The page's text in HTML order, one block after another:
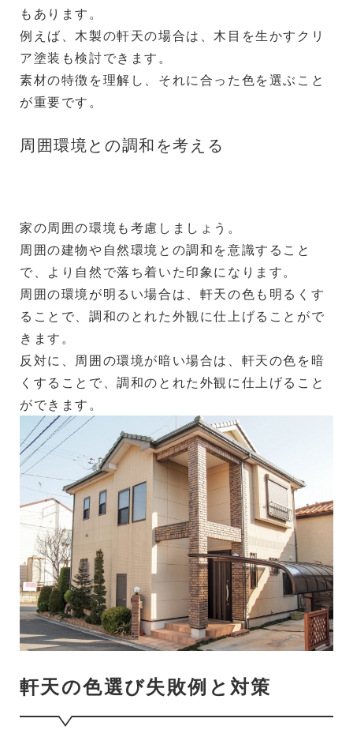
もあります。
例えば、木製の軒天の場合は、木目を生かすクリ
ア塗装も検討できます。
素材の特徴を理解し、それに合った色を選ぶこと
が重要です。
周囲環境との調和を考える
家の周囲の環境も考慮しましょう。
周囲の建物や自然環境との調和を意識すること
で、より自然で落ち着いた印象になります。
周囲の環境が明るい場合は、軒天の色も明るくす
ることで、調和のとれた外観に仕上げることがで
きます。
反対に、周囲の環境が暗い場合は、軒天の色を暗
くすることで、調和のとれた外観に仕上げること
ができます。
軒天の色選び失敗例と対策